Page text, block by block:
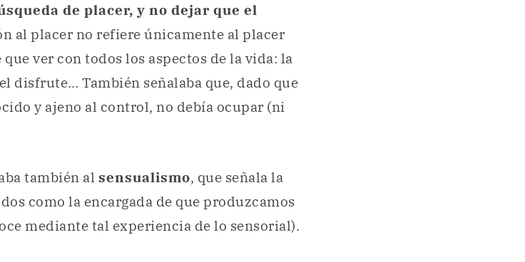
de placer, y no dejar que el
al placer no refiere únicamente al placer
ver con todos los aspectos de la vida: la
disfrute… También señalaba que, dado que
y ajeno al control, no debía ocupar (ni
también al sensualismo, que señala la
como la encargada de que produzcamos
mediante tal experiencia de lo sensorial).